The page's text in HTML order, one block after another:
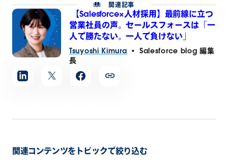
関連記事
【Salesforce×人材採用】最前線に立つ
営業社員の声。セールスフォースは「一
人で勝たない。一人で負けない」
Tsuyoshi Kimura • Salesforce blog 編集
長
記
事
ェ
る
関連コンテンツをトピックで絞り込む